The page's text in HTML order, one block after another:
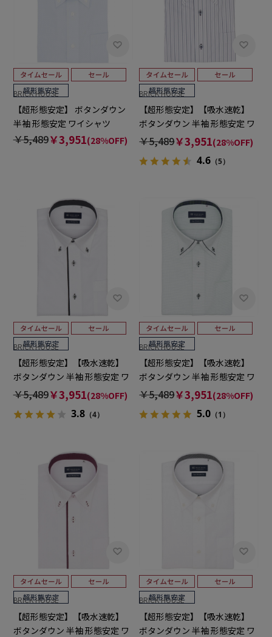
BRICK HOUSE
【超形態安定】 ボタンダウン
半袖 形態安定 ワイシャツ
￥5,489￥3,951(28%OFF)
BRICK HOUSE
【超形態安定】【吸水速乾】
ボタンダウン 半袖 形態安定 ワ
イシャツ
￥5,489￥3,951(28%OFF)
4.6 （5）
BRICK HOUSE
【超形態安定】【吸水速乾】
ボタンダウン 半袖 形態安定 ワ
イシャツ
￥5,489￥3,951(28%OFF)
3.8（4）
BRICK HOUSE
【超形態安定】【吸水速乾】
ボタンダウン 半袖 形態安定 ワ
イシャツ
￥5,489￥3,951(28%OFF)
5.0 （1）
BRICK HOUSE
【超形態安定】【吸水速乾】
ボタンダウン 半袖 形態安定 ワ
BRICK HOUSE
【超形態安定】【吸水速乾】
ボタンダウン 半袖 形態安定 ワ